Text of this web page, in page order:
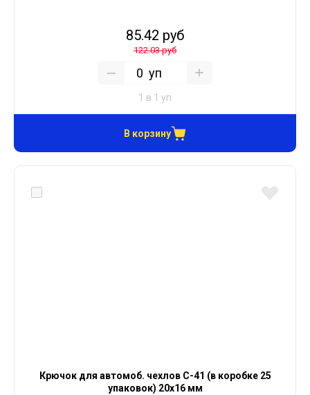
85.42 руб
122.03 руб
уп
1 в 1 уп
В корзину
Крючок для автомоб. чехлов С-41 (в коробке 25
упаковок) 20х16 мм